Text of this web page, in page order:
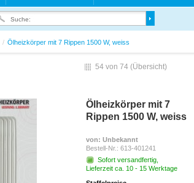
/ Ölheizkörper mit 7 Rippen 1500 W, weiss
54 von 74 (Übersicht)
Ölheizkörper mit 7
Rippen 1500 W, weiss
von: Unbekannt
Bestell-Nr.: 613-401241
Sofort versandfertig,
Lieferzeit ca. 10 - 15 Werktage